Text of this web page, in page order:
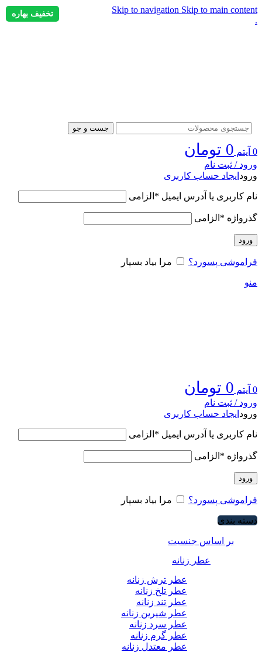
Skip to navigation Skip to main content
.
جست و جو
0 آیتم 0 تومان
ورود / ثبت نام
ورود ایجاد حساب کاربری
نام کاربری یا آدرس ایمیل * الزامی
گذرواژه * الزامی
ورود
فراموشی پسورد؟ مرا بیاد بسپار
منو
0 آیتم 0 تومان
ورود / ثبت نام
ورود ایجاد حساب کاربری
نام کاربری یا آدرس ایمیل * الزامی
گذرواژه * الزامی
ورود
فراموشی پسورد؟ مرا بیاد بسپار
دسته بندی
بر اساس جنسیت
عطر زنانه
عطر ترش زنانه
عطر تلخ زنانه
عطر تند زنانه
عطر شیرین زنانه
عطر سرد زنانه
عطر گرم زنانه
عطر معتدل زنانه
تخفیف بهاره